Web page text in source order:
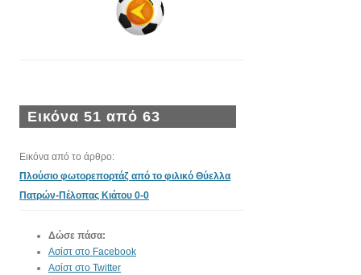
Εικόνα 51 από 63
Εικόνα από το άρθρο:
Πλούσιο φωτορεπορτάζ από το φιλικό Θύελλα
Πατρών-Πέλοπας Κιάτου 0-0
Δώσε πάσα:
Ασίστ στο Facebook
Ασίστ στο Twitter